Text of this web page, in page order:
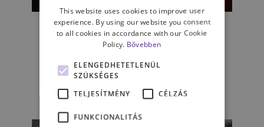
A bárányok valójában ritkán
hallgatnak –
kriminálpszichológiai
kerekasztal a XXIII.
Pszinapszison
LADÁNYI BENCE
This website uses cookies to improve user
experience. By using our website you consent
to all cookies in accordance with our Cookie
Policy. Bővebben
ELENGEDHETETLENÜL
SZÜKSÉGES
TELJESÍTMÉNY
CÉLZÁS
FUNKCIONALITÁS